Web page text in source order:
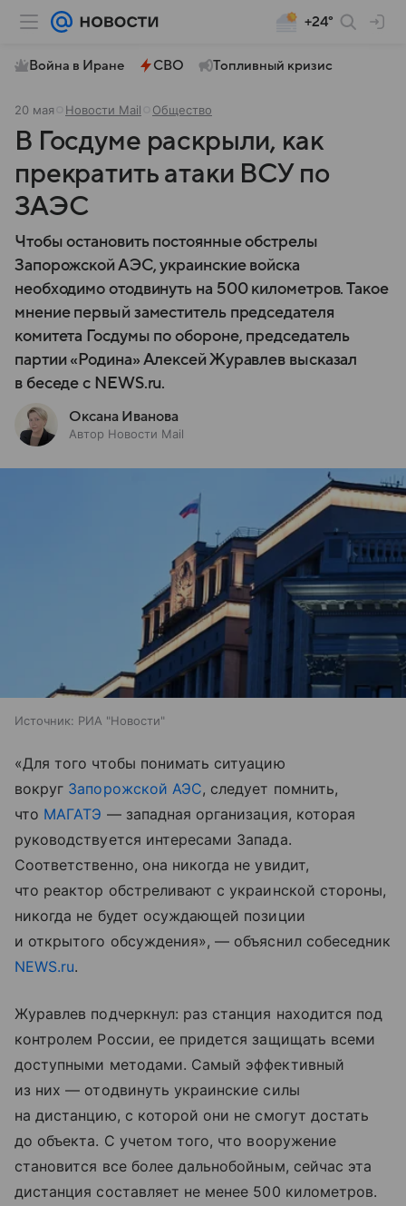
+24°
Война в Иране СВО Топливный кризис
20 мая Новости Mail Общество
В Госдуме раскрыли, как
прекратить атаки ВСУ по
ЗАЭС
Чтобы остановить постоянные обстрелы
Запорожской АЭС, украинские войска
необходимо отодвинуть на 500 километров. Такое
мнение первый заместитель председателя
комитета Госдумы по обороне, председатель
партии «Родина» Алексей Журавлев высказал
в беседе с NEWS.ru.
Оксана Иванова
Автор Новости Mail
Источник: РИА "Новости"
«Для того чтобы понимать ситуацию
вокруг Запорожской АЭС, следует помнить,
что МАГАТЭ — западная организация, которая
руководствуется интересами Запада.
Соответственно, она никогда не увидит,
что реактор обстреливают с украинской стороны,
никогда не будет осуждающей позиции
и открытого обсуждения», — объяснил собеседник
NEWS.ru.
Журавлев подчеркнул: раз станция находится под
контролем России, ее придется защищать всеми
доступными методами. Самый эффективный
из них — отодвинуть украинские силы
на дистанцию, с которой они не смогут достать
до объекта. С учетом того, что вооружение
становится все более дальнобойным, сейчас эта
дистанция составляет не менее 500 километров.